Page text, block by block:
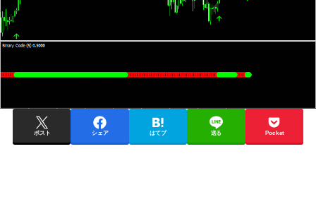
ポスト シェア はてブ 送る Pocket